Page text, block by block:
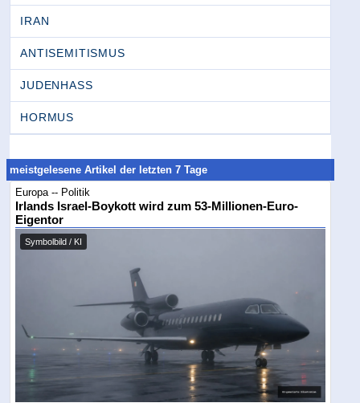
IRAN
ANTISEMITISMUS
JUDENHASS
HORMUS
meistgelesene Artikel der letzten 7 Tage
Europa -- Politik
Irlands Israel-Boykott wird zum 53-Millionen-Euro-
Eigentor
Symbolbild / KI